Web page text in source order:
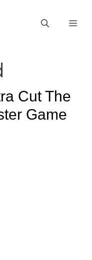
Cut The
Game